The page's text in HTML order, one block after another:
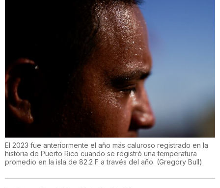
El 2023 fue anteriormente el año más caluroso registrado en la
historia de Puerto Rico cuando se registró una temperatura
promedio en la isla de 82.2 F a través del año. (Gregory Bull)